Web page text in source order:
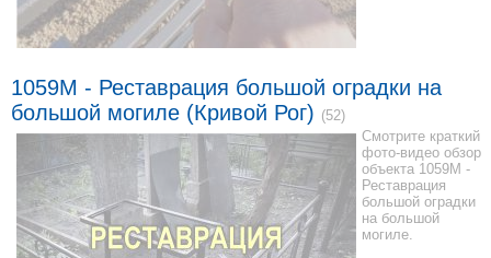
1059М - Реставрация большой оградки на
большой могиле (Кривой Рог) (52)
Смотрите краткий
фото-видео обзор
объекта 1059М -
Реставрация
большой оградки
на большой
могиле.